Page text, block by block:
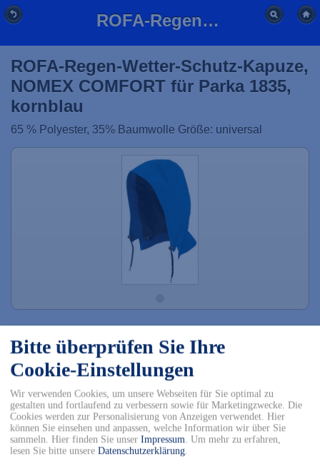
Bitte überprüfen Sie Ihre
Cookie-Einstellungen
Wir verwenden Cookies, um unsere Webseiten für Sie optimal zu
gestalten und fortlaufend zu verbessern sowie für Marketingzwecke. Die
Cookies werden zur Personalisierung von Anzeigen verwendet. Hier
können Sie einsehen und anpassen, welche Information wir über Sie
sammeln. Hier finden Sie unser Impressum. Um mehr zu erfahren,
lesen Sie bitte unsere Datenschutzerklärung.
ROFA-Regen-Wetter-Schutz-Kapuze, NOMEX COMFORT für Parka 1835, kornblau
ROFA-Regen-Wetter-Schutz-Kapuze,
NOMEX COMFORT für Parka 1835,
kornblau
65 % Polyester, 35% Baumwolle Größe: universal
41,32 EUR
inkl. 19 % MwSt. zzgl. Versandkosten
Lieferzeit:
3 - 7 Arbeitstage
Art.Nr.:
051-301836-143-
- +